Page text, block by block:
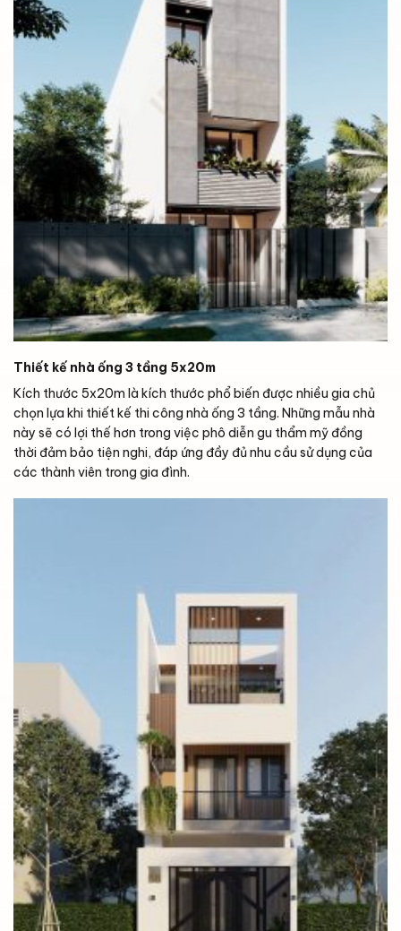
Thiết kế nhà ống 3 tầng 5x20m
Kích thước 5x20m là kích thước phổ biến được nhiều gia chủ
chọn lựa khi thiết kế thi công nhà ống 3 tầng. Những mẫu nhà
này sẽ có lợi thế hơn trong việc phô diễn gu thẩm mỹ đồng
thời đảm bảo tiện nghi, đáp ứng đầy đủ nhu cầu sử dụng của
các thành viên trong gia đình.